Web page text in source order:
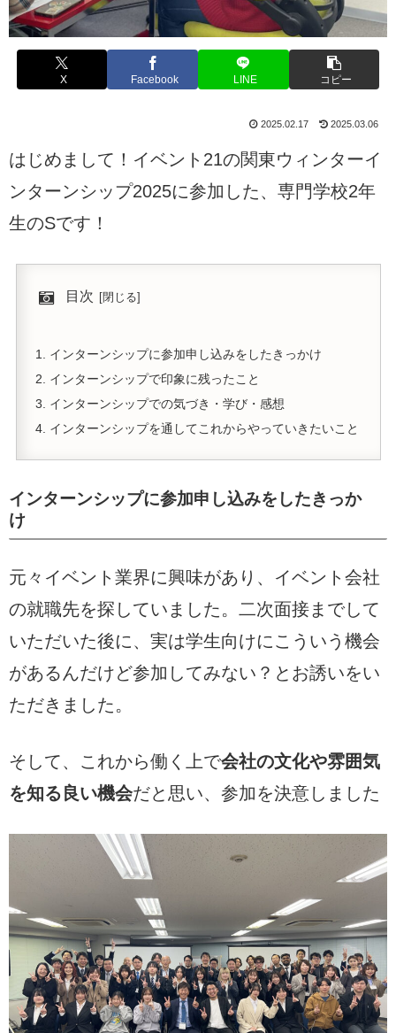
X Facebook LINE コピー
2025.02.17 2025.03.06
はじめまして！イベント21の関東ウィンターイ
ンターンシップ2025に参加した、専門学校2年
生のSです！
目次
インターンシップに参加申し込みをしたきっかけ
インターンシップで印象に残ったこと
インターンシップでの気づき・学び・感想
インターンシップを通してこれからやっていきたいこと
インターンシップに参加申し込みをしたきっか
け
元々イベント業界に興味があり、イベント会社
の就職先を探していました。二次面接までして
いただいた後に、実は学生向けにこういう機会
があるんだけど参加してみない？とお誘いをい
ただきました。
そして、これから働く上で会社の文化や雰囲気
を知る良い機会だと思い、参加を決意しました